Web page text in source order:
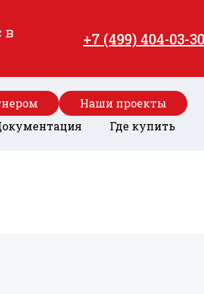
в +7 (499) 404-03-30
Наши проекты
Где купить